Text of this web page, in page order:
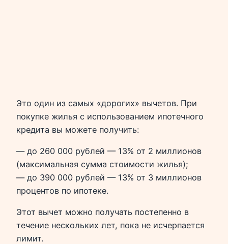
Это один из самых «дорогих» вычетов. При
покупке жилья с использованием ипотечного
кредита вы можете получить:
— до 260 000 рублей — 13% от 2 миллионов
(максимальная сумма стоимости жилья);
— до 390 000 рублей — 13% от 3 миллионов
процентов по ипотеке.
Этот вычет можно получать постепенно в
течение нескольких лет, пока не исчерпается
лимит.